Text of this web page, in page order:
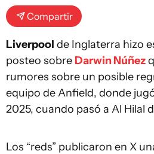
Compartir
Liverpool de Inglaterra hizo
posteo sobre Darwin Núñez
rumores sobre un posible
equipo de Anfield, donde
2025, cuando pasó a Al Hilal
Los “reds” publicaron en X